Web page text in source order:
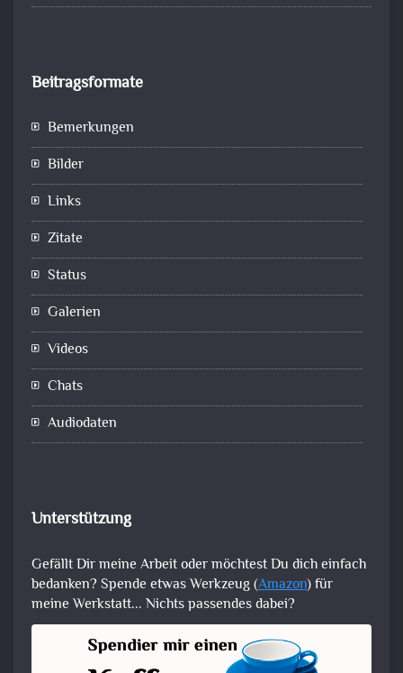
Beitragsformate
Bemerkungen
Bilder
Links
Zitate
Status
Galerien
Videos
Chats
Audiodaten
Unterstützung
Gefällt Dir meine Arbeit oder möchtest Du dich einfach
bedanken? Spende etwas Werkzeug (Amazon) für
meine Werkstatt... Nichts passendes dabei?